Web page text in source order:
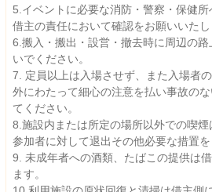
5.イベントに必要な消防・警察・保健所
借主の責任において確認をお願いいたし
6.搬入・搬出・設営・撤去時に周辺の
いでください。
7. 定員以上は入場させず、また入場者
外にわたって細心の注意を払い事故の
てください。
8.施設内または所定の場所以外での喫
参加者に対して退出その他必要な措置を
9. 未成年者への酒類、たばこの提供は
ます。